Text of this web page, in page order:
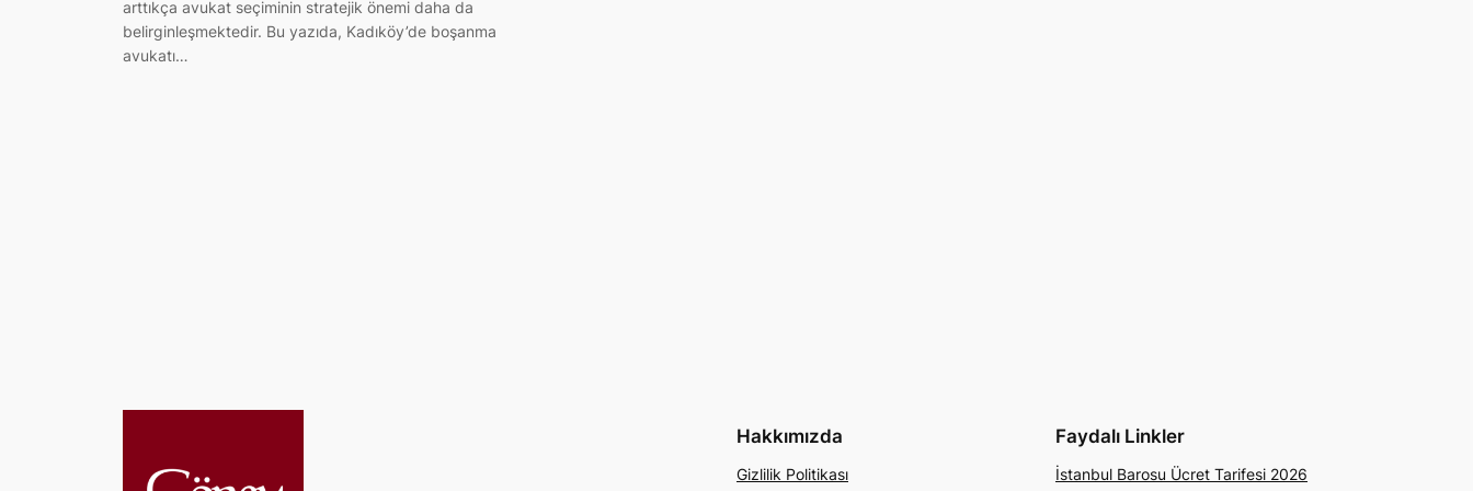
arttıkça avukat seçiminin stratejik önemi daha da
belirginleşmektedir. Bu yazıda, Kadıköy’de boşanma
avukatı…
Hakkımızda
Gizlilik Politikası
Faydalı Linkler
İstanbul Barosu Ücret Tarifesi 2026